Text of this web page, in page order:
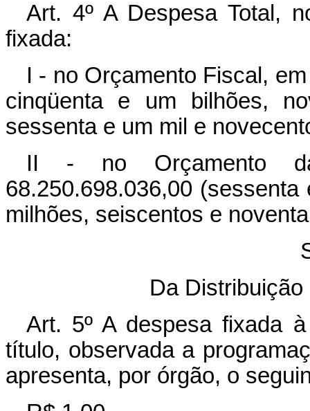
Art. 4º A Despesa Total,
fixada:
I - no Orçamento Fiscal,
cinqüenta e um bilhões,
sessenta e um mil e
II - no Orçamento
68.250.698.036,00
milhões, seiscentos e
Da
Art. 5º A despesa fixada
título, observada a
apresenta, por órgão, o